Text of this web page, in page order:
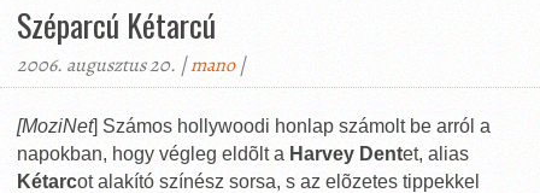
Széparcú Kétarcú
2006. augusztus 20. |mano|
[MoziNet] Számos hollywoodi honlap számolt be arról a
napokban, hogy végleg eldõlt a Harvey Dentet, alias
Kétarcot alakító színész sorsa, s az elõzetes tippekkel